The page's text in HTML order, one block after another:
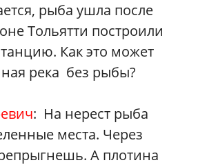
рыба ушла после
Тольятти построили
Как это может
река без рыбы?
: На нерест рыба
места. Через
А плотина